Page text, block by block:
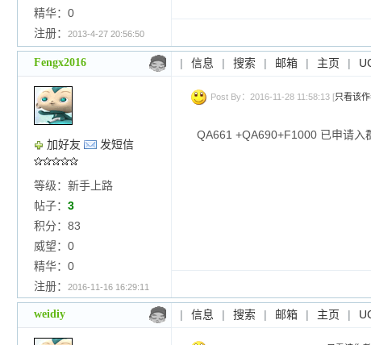
精华：0
注册：
2013-4-27 20:56:50
Fengx2016 | 信息 | 搜索 | 邮箱 | 主页 |
加好友 发短信
等级：新手上路
帖子： 3
积分：83
威望：0
精华：0
注册：
2016-11-16 16:29:11
Post By：2016-11-28 11:58:13 [只看该
QA661 +QA690+F1000 已申请入
weidiy | 信息 | 搜索 | 邮箱 | 主页 |